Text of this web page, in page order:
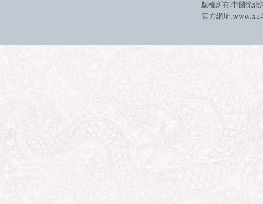
版權所有:中國徐悲
官方網址:www.xu